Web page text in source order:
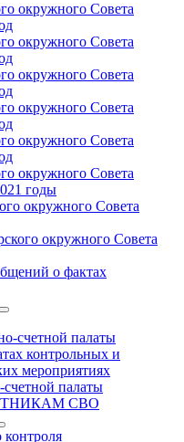
окружного Совета
окружного Совета
окружного Совета
окружного Совета
окружного Совета
окружного Совета
годы
окружного Совета
окружного Совета
о фактах
счетной палаты
контрольных и
мероприятиях
палаты
СВО